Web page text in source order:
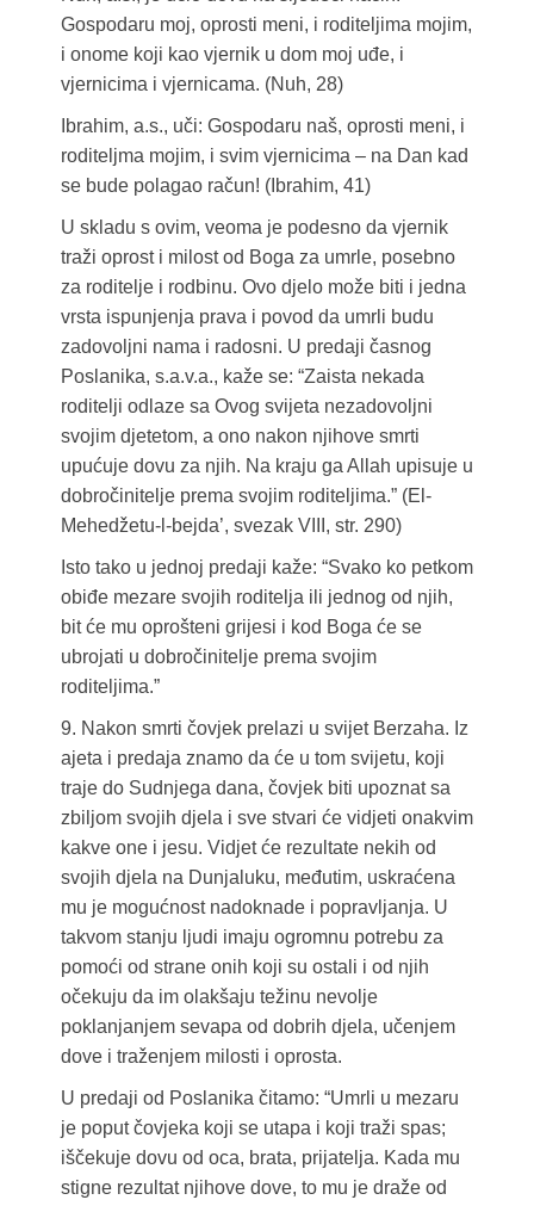
Gospodaru moj, oprosti meni, i roditeljima mojim,
i onome koji kao vjernik u dom moj uđe, i
vjernicima i vjernicama. (Nuh, 28)
Ibrahim, a.s., uči: Gospodaru naš, oprosti meni, i
roditeljma mojim, i svim vjernicima – na Dan kad
se bude polagao račun! (Ibrahim, 41)
U skladu s ovim, veoma je podesno da vjernik
traži oprost i milost od Boga za umrle, posebno
za roditelje i rodbinu. Ovo djelo može biti i jedna
vrsta ispunjenja prava i povod da umrli budu
zadovoljni nama i radosni. U predaji časnog
Poslanika, s.a.v.a., kaže se: “Zaista nekada
roditelji odlaze sa Ovog svijeta nezadovoljni
svojim djetetom, a ono nakon njihove smrti
upućuje dovu za njih. Na kraju ga Allah upisuje u
dobročinitelje prema svojim roditeljima.” (El-
Mehedžetu-l-bejda’, svezak VIII, str. 290)
Isto tako u jednoj predaji kaže: “Svako ko petkom
obiđe mezare svojih roditelja ili jednog od njih,
bit će mu oprošteni grijesi i kod Boga će se
ubrojati u dobročinitelje prema svojim
roditeljima.”
9. Nakon smrti čovjek prelazi u svijet Berzaha. Iz
ajeta i predaja znamo da će u tom svijetu, koji
traje do Sudnjega dana, čovjek biti upoznat sa
zbiljom svojih djela i sve stvari će vidjeti onakvim
kakve one i jesu. Vidjet će rezultate nekih od
svojih djela na Dunjaluku, međutim, uskraćena
mu je mogućnost nadoknade i popravljanja. U
takvom stanju ljudi imaju ogromnu potrebu za
pomoći od strane onih koji su ostali i od njih
očekuju da im olakšaju težinu nevolje
poklanjanjem sevapa od dobrih djela, učenjem
dove i traženjem milosti i oprosta.
U predaji od Poslanika čitamo: “Umrli u mezaru
je poput čovjeka koji se utapa i koji traži spas;
iščekuje dovu od oca, brata, prijatelja. Kada mu
stigne rezultat njihove dove, to mu je draže od